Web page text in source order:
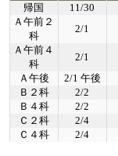
帰国 11/30
Ａ午前２
科
2/1
Ａ午前４
科
2/1
Ａ午後
2/1 午後
Ｂ２科
2/2
Ｂ４科
2/2
Ｃ２科
2/4
Ｃ４科
2/4